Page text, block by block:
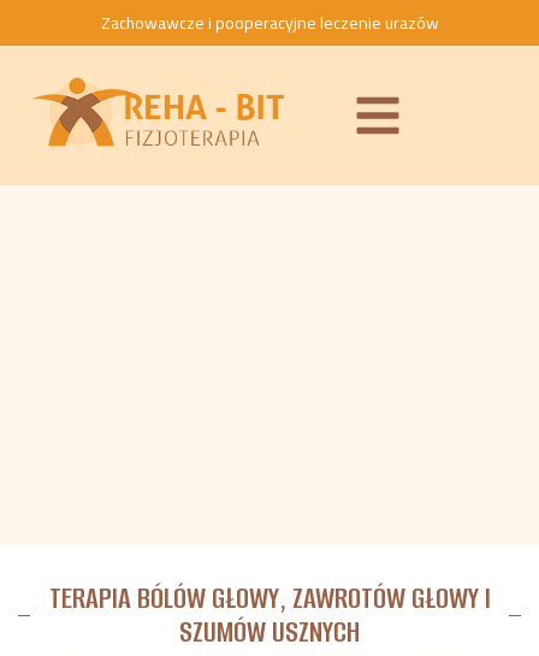
Zachowawcze i pooperacyjne leczenie urazów
TERAPIA BÓLÓW GŁOWY, ZAWROTÓW GŁOWY I
SZUMÓW USZNYCH